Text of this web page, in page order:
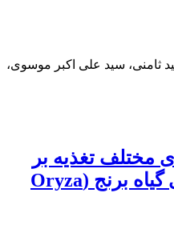
ثامنی، سید علی اکبر موسوی،
مختلف تغذیه بر
عملکرد و بهره اقتصادی گیاه برنج (Oryza